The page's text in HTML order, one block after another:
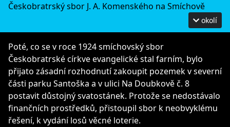
Českobratrský sbor J. A. Komenského na Smíchově
okolí
Poté, co se v roce 1924 smíchovský sbor
Českobratrské církve evangelické stal farním, bylo
přijato zásadní rozhodnutí zakoupit pozemek v severní
části parku Santoška a v ulici Na Doubkově č. 8
postavit důstojný svatostánek. Protože se nedostávalo
finančních prostředků, přistoupil sbor k neobvyklému
řešení, k vydání losů věcné loterie.